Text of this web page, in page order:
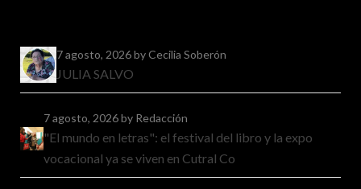
7 agosto, 2026by Cecilia Soberón
JULIA SALVO
7 agosto, 2026by Redacción
"El mundo en letras": el festival del libro y la expo
vocacional ya se viven en Cutral Co